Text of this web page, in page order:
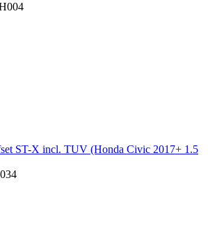
ST-X incl. TUV (Honda Civic 2017+ 1.5